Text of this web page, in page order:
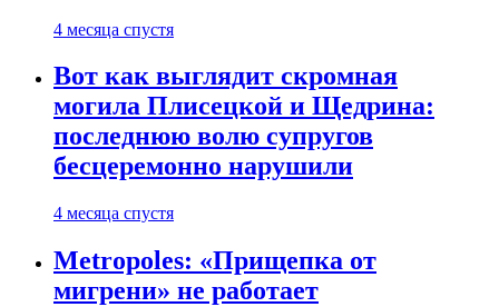
4 месяца спустя
Вот как выглядит скромная
могила Плисецкой и Щедрина:
последнюю волю супругов
бесцеремонно нарушили
4 месяца спустя
Metropoles: «Прищепка от
мигрени» не работает